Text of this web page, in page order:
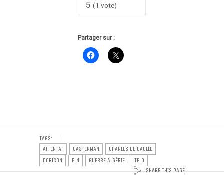
5 (1 vote)
Partager sur :
TAGS:
ATTENTAT
CASTERMAN
CHARLES DE GAULLE
DORISON
FLN GUERRE ALGÉRIE
TELO
SHARE THIS PAGE